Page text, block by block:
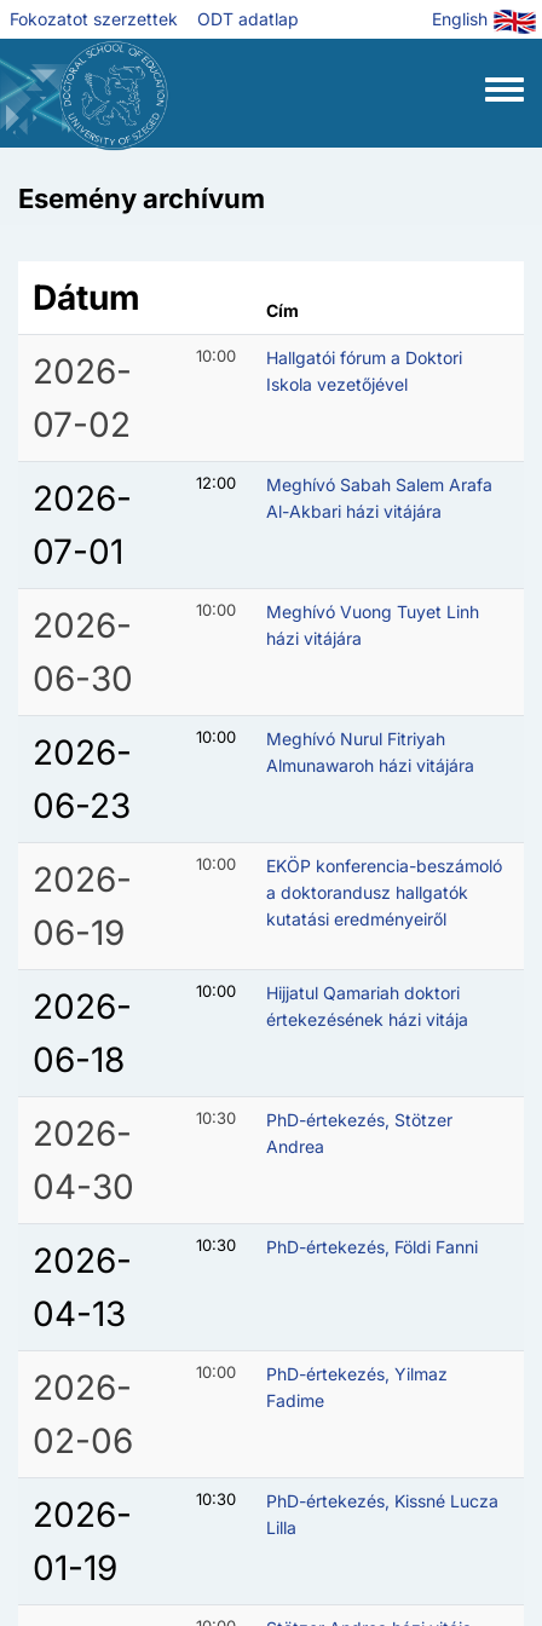
Ugrás a tartalomra
Fokozatot szerzettek ODT adatlap English
Esemény archívum
Dátum Cím
2026-
07-02
10:00
Hallgatói fórum a Doktori
Iskola vezetőjével
2026-
07-01
12:00
Meghívó Sabah Salem Arafa
Al-Akbari házi vitájára
2026-
06-30
10:00
Meghívó Vuong Tuyet Linh
házi vitájára
2026-
06-23
10:00
Meghívó Nurul Fitriyah
Almunawaroh házi vitájára
2026-
06-19
10:00
EKÖP konferencia-beszámoló
a doktorandusz hallgatók
kutatási eredményeiről
2026-
06-18
10:00
Hijjatul Qamariah doktori
értekezésének házi vitája
2026-
04-30
10:30
PhD-értekezés, Stötzer
Andrea
2026-
04-13
10:30 PhD-értekezés, Földi Fanni
2026-
02-06
10:00
PhD-értekezés, Yilmaz
Fadime
2026-
01-19
10:30
PhD-értekezés, Kissné Lucza
Lilla